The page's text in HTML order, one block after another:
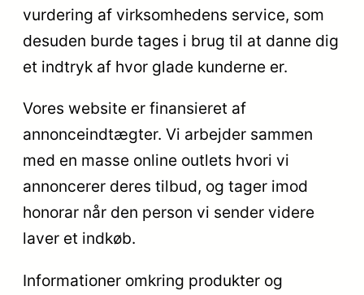
vurdering af virksomhedens service, som
desuden burde tages i brug til at danne dig
et indtryk af hvor glade kunderne er.
Vores website er finansieret af
annonceindtægter. Vi arbejder sammen
med en masse online outlets hvori vi
annoncerer deres tilbud, og tager imod
honorar når den person vi sender videre
laver et indkøb.
Informationer omkring produkter og